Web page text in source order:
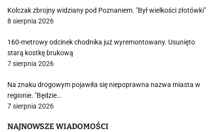
Kolczak zbrojny widziany pod Poznaniem. "Był wielkości złotówki"
8 sierpnia 2026
160-metrowy odcinek chodnika już wyremontowany. Usunięto
starą kostkę brukową
7 sierpnia 2026
Na znaku drogowym pojawiła się niepoprawna nazwa miasta w
regionie. "Będzie…
7 sierpnia 2026
NAJNOWSZE WIADOMOŚCI